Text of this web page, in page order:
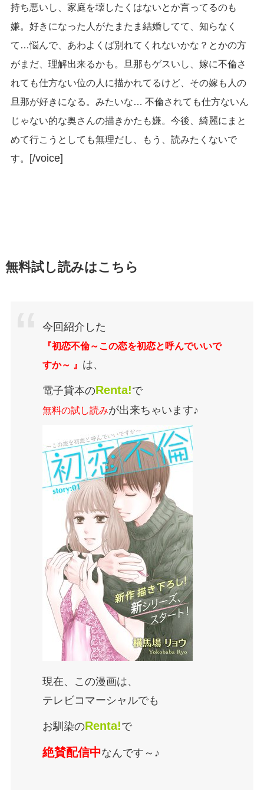
持ち悪いし、家庭を壊したくはないとか言ってるのも
嫌。好きになった人がたまたま結婚してて、知らなく
て…悩んで、あわよくば別れてくれないかな？とかの方
がまだ、理解出来るかも。旦那もゲスいし、嫁に不倫さ
れても仕方ない位の人に描かれてるけど、その嫁も人の
旦那が好きになる。みたいな… 不倫されても仕方ないん
じゃない的な奥さんの描きかたも嫌。今後、綺麗にまと
めて行こうとしても無理だし、もう、読みたくないで
す。
[/voice]
無料試し読みはこちら
今回紹介した
『初恋不倫～この恋を初恋と呼んでいいで
すか～ 』 は、
電子貸本のRenta!で
無料の試し読みが出来ちゃいます♪
現在、この漫画は、
テレビコマーシャルでも
お馴染のRenta!で
絶賛配信中なんです～♪